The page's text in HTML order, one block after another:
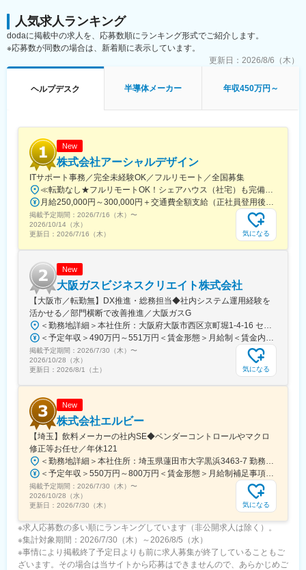
グローバル24時間体制(Follow the sun)の立ち上げ
・外部ベンダーを含むメンバーの予算管理、工数管理、業務管理
す。
・現課員は各々が多様なスキル・経験を持っており、互いに教え
されており、チャレンジしやすい環境です。
■組織のミッション
・PlayStationビジネスの課題をITの側面から解決いただく組織で
す。
・各国の担当者と日常的にコミュニケーションを取り連携してい
ます。
す。
・週1-2回程度のオンライン会議で、英語を使用します。
■魅力
・業務はテレワーク・出社のハイブリッドで行っています。出社
は強制ではなく、各人の生活状況に応じて選択しています。もち
ろん、新規メンバーが加われば、チームビルディングもかねて積
極的に出社し迎えいれる環境があります。
・家庭用ゲーム機ビジネスを通じて自分のキャリア開発を行い、
変更の範囲：会社の定める業務
人気求人ランキング
dodaに掲載中の求人を、応募数順にランキング形式でご紹介します。
※応募数が同数の場合は、新着順に表示しています。
更新日： 2026/8/6（木）
ヘルプデスク 半導体メーカー 年収450万円～
New
株式会社アーシャルデザイン
ITサポート事務／完全未経験OK／フルリモート／全国募集
掲載予定期間： 2026/7/16（木） 〜
2026/10/14（水）
更新日： 2026/7/16（木） 気になる
New
大阪ガスビジネスクリエイト株式会社
【大阪市／転勤無】DX推進・総務担当◆社内システム運用経験を
活かせる／部門横断で改善推進／大阪ガスG
掲載予定期間： 2026/7/30（木） 〜
2026/10/28（水）
更新日： 2026/8/1（土） 気になる
New
株式会社エルビー
【埼玉】飲料メーカーの社内SE◆ベンダーコントロールやマクロ
修正等お任せ／年休121
掲載予定期間： 2026/7/30（木） 〜
2026/10/28（水）
更新日： 2026/7/30（木） 気になる
※求人応募数の多い順にランキングしています（非公開求人は除く）。
※集計対象期間：2026/7/30（木）～2026/8/5（水）
※事情により掲載終了予定日よりも前に求人募集が終了していることもご
ざいます。その場合は当サイトから応募はできませんので、あらかじめご